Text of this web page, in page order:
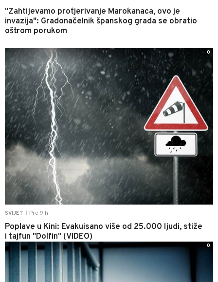
"Zahtijevamo protjerivanje Marokanaca, ovo je
invazija": Gradonačelnik španskog grada se obratio
oštrom porukom
SVIJET Pre 9 h
Poplave u Kini: Evakuisano više od 25.000 ljudi, stiže
i tajfun "Dolfin" (VIDEO)
0
0